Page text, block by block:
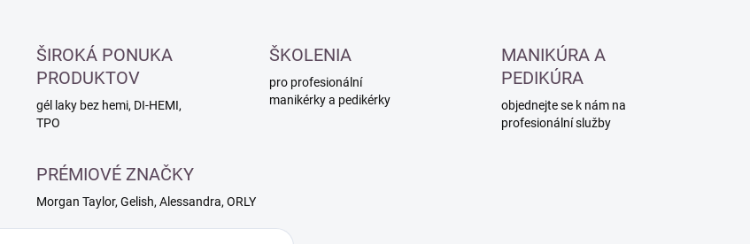
ŠIROKÁ PONUKA
PRODUKTOV
gél laky bez hemi, DI-HEMI,
TPO
ŠKOLENIA
pro profesionální
manikérky a pedikérky
MANIKÚRA A
PEDIKÚRA
objednejte se k nám na
profesionální služby
PRÉMIOVÉ ZNAČKY
Morgan Taylor, Gelish, Alessandra, ORLY